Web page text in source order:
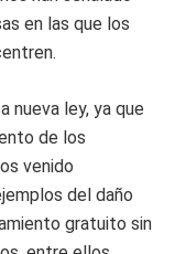
en las que los
nueva ley, ya que
de los
venido
del daño
gratuito sin